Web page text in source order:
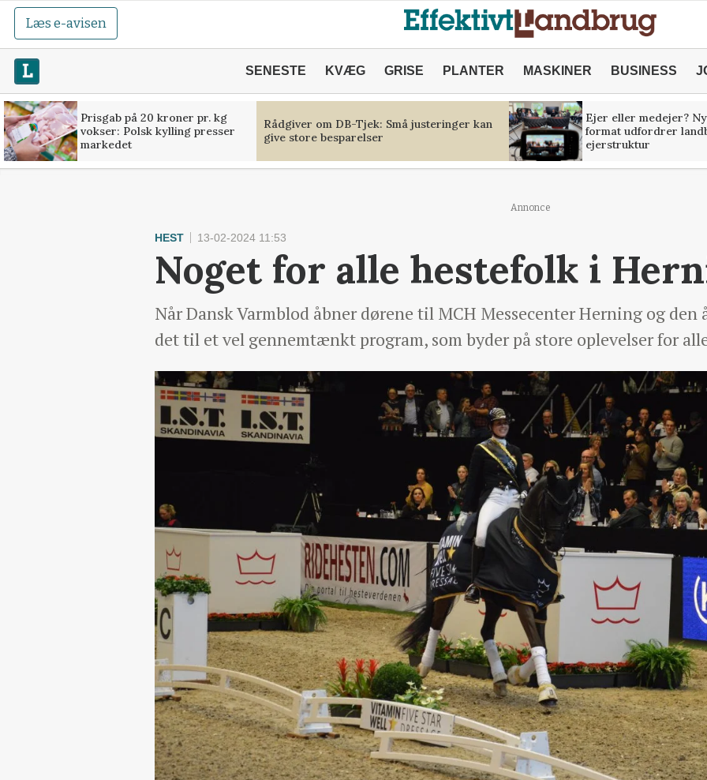
Læs e-avisen
SENESTE KVÆG GRISE PLANTER MASKINER BUSINESS
Prisgab på 20 kroner pr. kg
vokser: Polsk kylling presser
markedet
Rådgiver om DB-Tjek: Små justeringer kan
give store besparelser
Ejer eller medejer?
format udfordrer
ejerstruktur
Annonce
HEST 13-02-2024 11:53
Noget for alle hestefolk i
Når Dansk Varmblod åbner dørene til MCH Messecenter Herning og
det til et vel gennemtænkt program, som byder på store oplevelser for